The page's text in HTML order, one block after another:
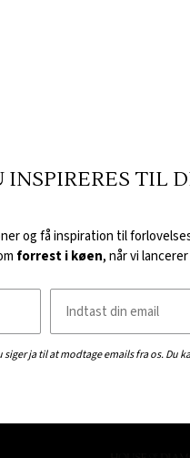
INSPIRERES TIL
og få inspiration til
forrest i køen, når vi
siger ja til at modtage emails fra os. Du